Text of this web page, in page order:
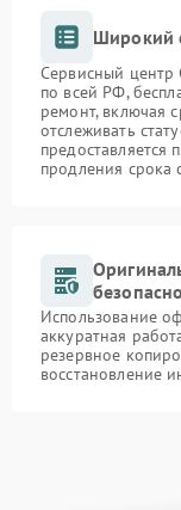
Широкий
Сервисный центр
по всей РФ,
ремонт, включая
отслеживать
предоставляется
продления срока
Использование
аккуратная
резервное
восстановление